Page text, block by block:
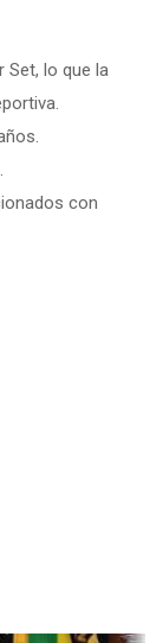
Set, lo que la
con